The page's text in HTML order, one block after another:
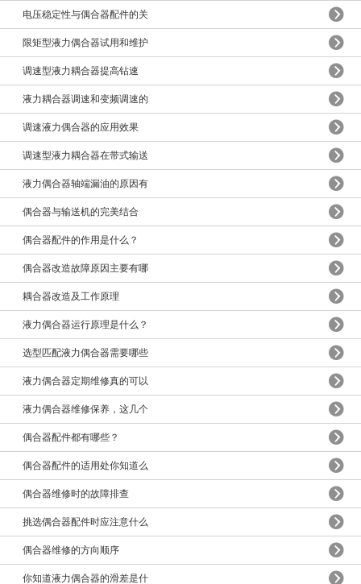
电压稳定性与偶合器配件的关
限矩型液力偶合器试用和维护
调速型液力耦合器提高钻速
液力耦合器调速和变频调速的
调速液力偶合器的应用效果
调速型液力耦合器在带式输送
液力偶合器轴端漏油的原因有
偶合器与输送机的完美结合
偶合器配件的作用是什么？
偶合器改造故障原因主要有哪
耦合器改造及工作原理
液力偶合器运行原理是什么？
选型匹配液力偶合器需要哪些
液力偶合器定期维修真的可以
液力偶合器维修保养，这几个
偶合器配件都有哪些？
偶合器配件的适用处你知道么
偶合器维修时的故障排查
挑选偶合器配件时应注意什么
偶合器维修的方向顺序
你知道液力偶合器的滑差是什